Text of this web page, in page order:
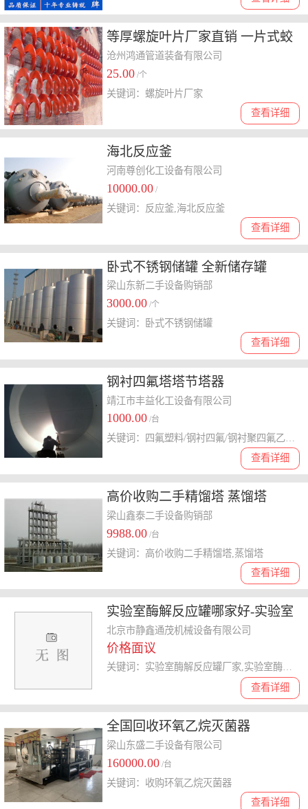
等厚螺旋叶片厂家直销 一片式蛟
龙螺旋叶片库存现货
沧州鸿通管道装备有限公司
25.00 /个
查看详细
关键词：螺旋叶片厂家
海北反应釜
河南尊创化工设备有限公司
10000.00 /
查看详细
关键词：反应釜,海北反应釜
卧式不锈钢储罐 全新储存罐
梁山东新二手设备购销部
3000.00 /个
查看详细
关键词：卧式不锈钢储罐
钢衬四氟塔塔节塔器
靖江市丰益化工设备有限公司
1000.00 /台
查看详细
关键词：四氟塑料/钢衬四氟/钢衬聚四氟乙烯PTFE化工塔,四氟衬里反应塔化工塔塔器,板衬四氟化工塔反应塔塔节塔器
高价收购二手精馏塔 蒸馏塔
梁山鑫泰二手设备购销部
9988.00 /台
查看详细
关键词：高价收购二手精馏塔,蒸馏塔
实验室酶解反应罐哪家好-实验室
酶解反应罐-静鑫通茂公司
北京市静鑫通茂机械设备有限公司
价格面议
查看详细
全国回收环氧乙烷灭菌器
梁山东盛二手设备有限公司
160000.00 /台
查看详细
关键词：收购环氧乙烷灭菌器